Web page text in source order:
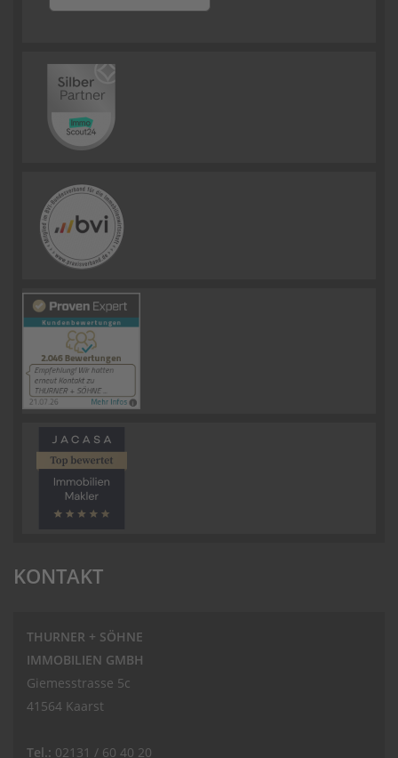
KONTAKT
THURNER + SÖHNE
IMMOBILIEN GMBH
Giemesstrasse 5c
41564 Kaarst
Tel.: 02131 / 60 40 20